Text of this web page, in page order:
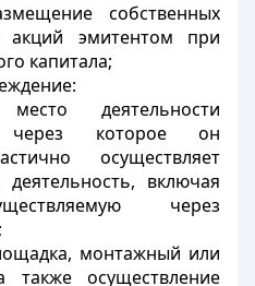
собственных
эмитентом при
капитала;
деятельности
через которое он
осуществляет
включая
через
монтажный или
осуществление